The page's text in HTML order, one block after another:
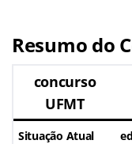
Resumo do
concurso
UFMT
Situação Atual